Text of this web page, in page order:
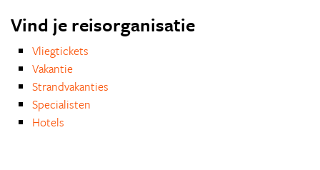
Vind je reisorganisatie
Vliegtickets
Vakantie
Strandvakanties
Specialisten
Hotels